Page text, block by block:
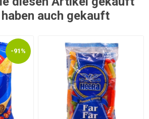
auch gekauft
-91%